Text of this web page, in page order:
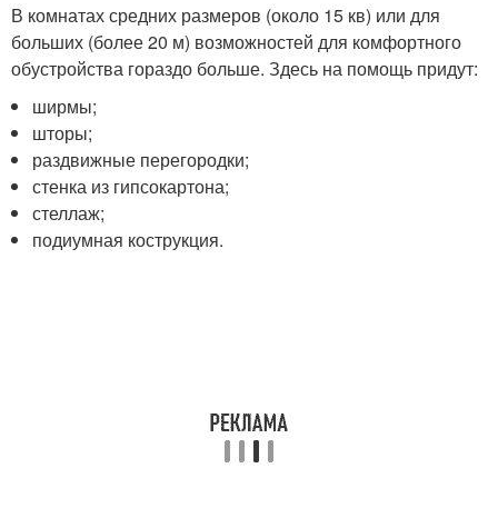
В комнатах средних размеров (около 15 кв) или для
больших (более 20 м) возможностей для комфортного
обустройства гораздо больше. Здесь на помощь придут:
ширмы;
шторы;
раздвижные перегородки;
стенка из гипсокартона;
стеллаж;
подиумная кострукция.